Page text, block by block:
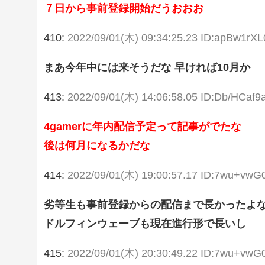
７日から事前登録開始だうおおお
410: 2022/09/01(木) 09:34:25.23
まあ今年中には来そうだな 早ければ10月か
413: 2022/09/01(木) 14:06:58.05 ID:Db/
4gamerに年内配信予定って記事がでたな
後は何月になるかだな
414: 2022/09/01(木) 19:00:57.17
劣等生も事前登録からの配信まで長かったよ
ドルフィンウェーブも現在進行形で長いし
415: 2022/09/01(木) 20:30:49.22